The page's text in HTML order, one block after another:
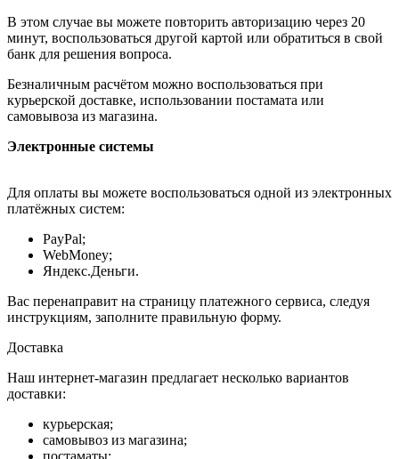
В этом случае вы можете повторить авторизацию через 20
минут, воспользоваться другой картой или обратиться в свой
банк для решения вопроса.
Безналичным расчётом можно воспользоваться при
курьерской доставке, использовании постамата или
самовывоза из магазина.
Электронные системы
Для оплаты вы можете воспользоваться одной из электронных
платёжных систем:
PayPal;
WebMoney;
Яндекс.Деньги.
Вас перенаправит на страницу платежного сервиса, следуя
инструкциям, заполните правильную форму.
Доставка
Наш интернет-магазин предлагает несколько вариантов
доставки:
курьерская;
самовывоз из магазина;
постаматы;